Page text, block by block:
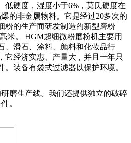
低硬度，湿度小于6%，莫氏硬度在
的非金属物料。它是经过20多次的
粉的生产而研发制造的新型磨粉
米。 HGM超细微粉磨粉机主要用
、滑石、涂料、颜料和化妆品行
它经济实惠、产量大，并且一年只
。装备有袋式过滤器以保护环境。
磨生产线。我们还提供独立的破碎
。